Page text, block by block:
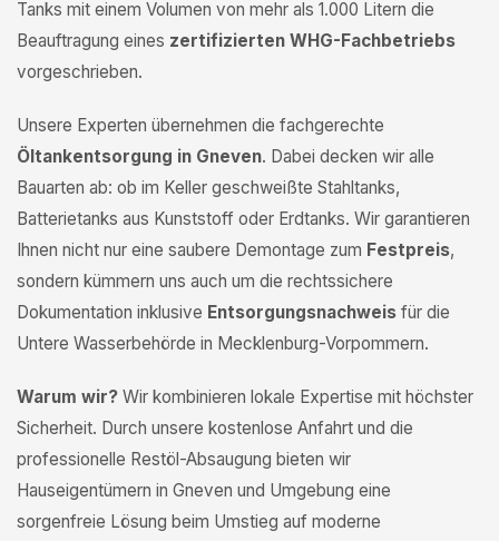
Tanks mit einem Volumen von mehr als 1.000 Litern die
Beauftragung eines zertifizierten WHG-Fachbetriebs
vorgeschrieben.
Unsere Experten übernehmen die fachgerechte
Öltankentsorgung in Gneven. Dabei decken wir alle
Bauarten ab: ob im Keller geschweißte Stahltanks,
Batterietanks aus Kunststoff oder Erdtanks. Wir garantieren
Ihnen nicht nur eine saubere Demontage zum Festpreis,
sondern kümmern uns auch um die rechtssichere
Dokumentation inklusive Entsorgungsnachweis für die
Untere Wasserbehörde in Mecklenburg-Vorpommern.
Warum wir? Wir kombinieren lokale Expertise mit höchster
Sicherheit. Durch unsere kostenlose Anfahrt und die
professionelle Restöl-Absaugung bieten wir
Hauseigentümern in Gneven und Umgebung eine
sorgenfreie Lösung beim Umstieg auf moderne